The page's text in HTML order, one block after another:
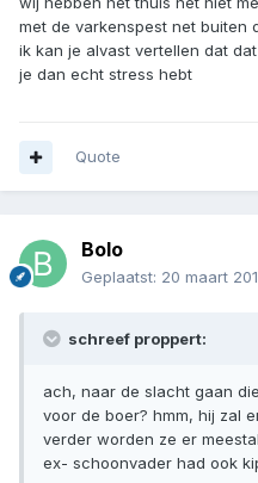
met de varkenspest net buiten
ik kan je alvast vertellen dat
je dan echt stress hebt
Quote
Bolo
Geplaatst: 20 maart
schreef proppert:
ach, naar de slacht gaan
voor de boer? hmm, hij zal
verder worden ze er
ex- schoonvader had ook